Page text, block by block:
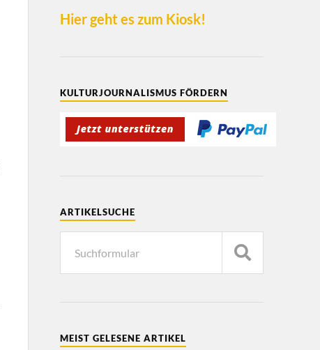
Hier geht es zum Kiosk!
KULTURJOURNALISMUS FÖRDERN
ARTIKELSUCHE
MEIST GELESENE ARTIKEL